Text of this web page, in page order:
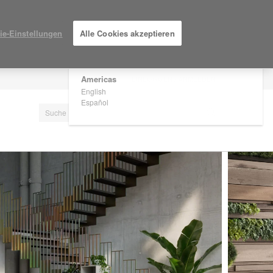
Are you in United States?
Americas
English
Español
Einstellungen Alle Cookies akzeptieren